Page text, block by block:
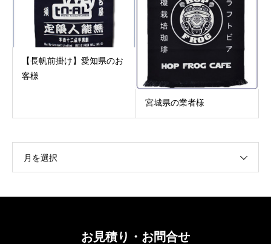
【長帆前掛け】愛知県のお
客様
宮城県の業者様
月を選択
お見積り・お問合せ